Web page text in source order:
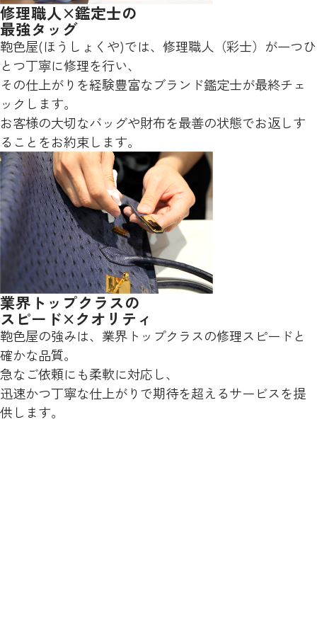
修理職人×鑑定士の
最強タッグ
鞄色屋(ほうしょくや)では、修理職人（彩士）が一つひ
とつ丁寧に修理を行い、
その仕上がりを経験豊富なブランド鑑定士が最終チェ
ックします。
お客様の大切なバッグや財布を最善の状態でお返しす
ることをお約束します。
業界トップクラスの
スピード×クオリティ
鞄色屋の強みは、業界トップクラスの修理スピードと
確かな品質。
急なご依頼にも柔軟に対応し、
迅速かつ丁寧な仕上がりで期待を超えるサービスを提
供します。